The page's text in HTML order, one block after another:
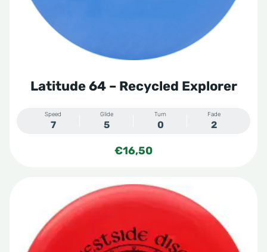
Latitude 64 – Recycled Explorer
Speed
7
Glide
5
Turn
0
Fade
2
€16,50
worden
product
heeft